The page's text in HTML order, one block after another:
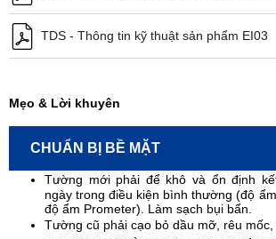
TDS - Thông tin kỹ thuật sản phẩm EI03
Mẹo & Lời khuyên
CHUẨN BỊ BỀ MẶT
Tường mới phải để khô và ổn định
ngày trong điều kiện bình thường (độ
độ ẩm Prometer). Làm sạch bụi bẩn.
Tường cũ phải cạo bỏ dầu mỡ, rêu